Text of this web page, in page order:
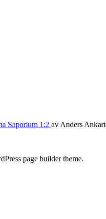
Saporium 1:2 av Anders
page builder theme.